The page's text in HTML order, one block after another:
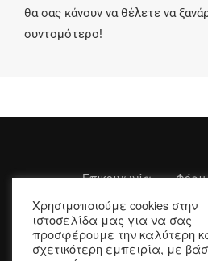
θα σας κάνουν να θέλετε να
συντομότερο!
Επικοινωνία
Όροι Χρήσης
Χρησιμοποιούμε cookies στην
ιστοσελίδα μας για να σας
προσφέρουμε την καλύτερη
σχετικότερη εμπειρία, με